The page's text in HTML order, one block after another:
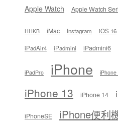
Apple Watch Apple Watch
HHKB iMac Instagram iOS 16
iPadAir4 iPadmini iPadmini6
iPadPro iPhone iPhone
iPhone 13 iPhone 14
iPhoneSE iPhone便利